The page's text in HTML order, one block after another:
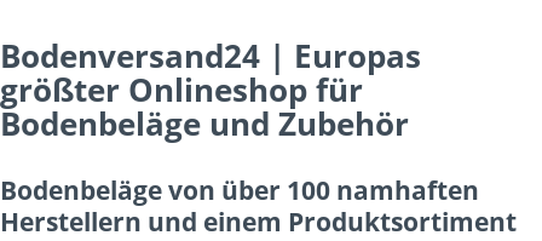
Bodenversand24 | Europas
größter Onlineshop für
Bodenbeläge und Zubehör
Bodenbeläge von über 100 namhaften
Herstellern und einem Produktsortiment